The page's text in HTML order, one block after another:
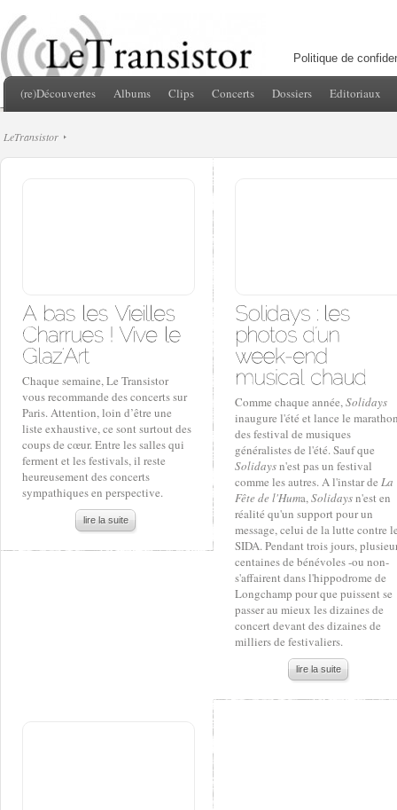
Politique de
(re)Découvertes Albums Clips Concerts Dossiers Editoriaux
LeTransistor
Chaque semaine, Le Transistor
vous recommande des concerts sur
Paris. Attention, loin d’être une
liste exhaustive, ce sont surtout des
coups de cœur. Entre les salles qui
ferment et les festivals, il reste
heureusement des concerts
sympathiques en perspective.
lire la suite
Comme chaque année,Solidays
inaugure l'été et lance le
des festival de musiques
généralistes de l'été. Sauf que
Solidaysn'est pas un festival
comme les autres. A l'instar de La
Fête de l'Huma,Solidaysn'est en
réalité qu'un support pour un
message, celui de la lutte contre
SIDA. Pendant trois jours,
centaines de bénévoles -ou non-
s'affairent dans l'hippodrome de
Longchamp pour que puissent se
passer au mieux les dizaines de
concert devant des dizaines de
milliers de festivaliers.
lire la suite